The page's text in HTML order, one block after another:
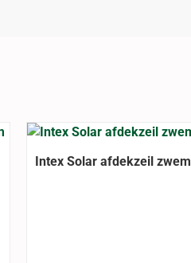
Intex Solar afdekzeil